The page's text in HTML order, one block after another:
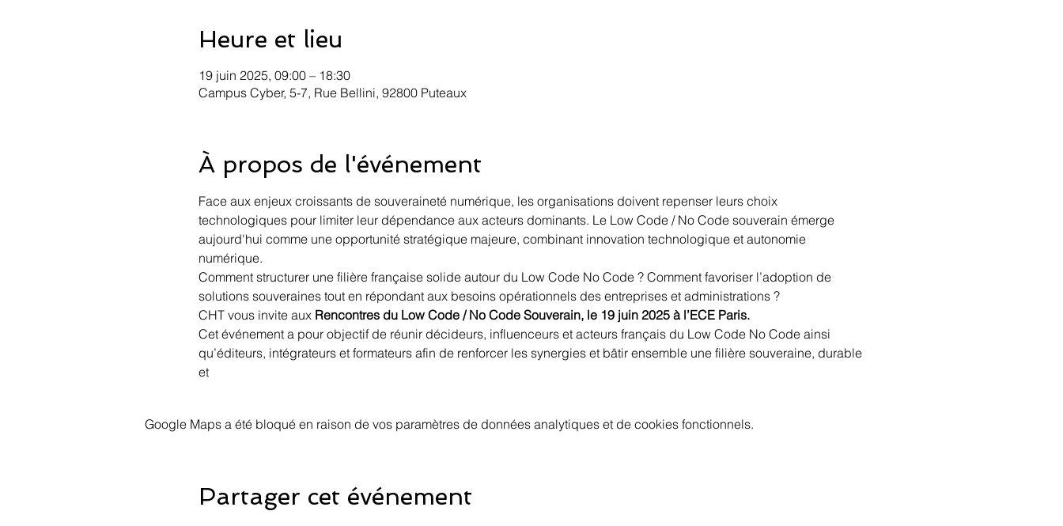
Heure et lieu
19 juin 2025, 09:00 – 18:30
Campus Cyber, 5-7, Rue Bellini, 92800 Puteaux
À propos de l'événement
Face aux enjeux croissants de souveraineté numérique, les organisations doivent repenser leurs choix
technologiques pour limiter leur dépendance aux acteurs dominants. Le Low Code / No Code souverain émerge
aujourd'hui comme une opportunité stratégique majeure, combinant innovation technologique et autonomie
numérique.
Comment structurer une filière française solide autour du Low Code No Code ? Comment favoriser l’adoption de
solutions souveraines tout en répondant aux besoins opérationnels des entreprises et administrations ?
CHT vous invite aux Rencontres du Low Code / No Code Souverain, le 19 juin 2025 à l’ECE Paris.
Cet événement a pour objectif de réunir décideurs, influenceurs et acteurs français du Low Code No Code ainsi
qu’éditeurs, intégrateurs et formateurs afin de renforcer les synergies et bâtir ensemble une filière souveraine, durable
et
Google Maps a été bloqué en raison de vos paramètres de données analytiques et de cookies fonctionnels.
Partager cet événement